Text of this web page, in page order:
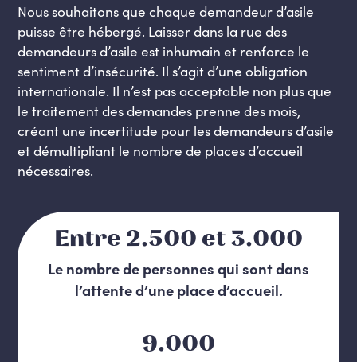
Nous souhaitons que chaque demandeur d’asile
puisse être hébergé. Laisser dans la rue des
demandeurs d’asile est inhumain et renforce le
sentiment d’insécurité. Il s’agit d’une obligation
internationale. Il n’est pas acceptable non plus que
le traitement des demandes prenne des mois,
créant une incertitude pour les demandeurs d’asile
et démultipliant le nombre de places d’accueil
nécessaires.
Entre 2.500 et 3.000
Le nombre de personnes qui sont dans
l’attente d’une place d’accueil.
9.000